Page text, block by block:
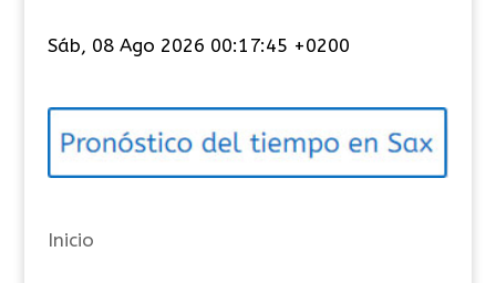
e
o
í
s
Sáb, 08 Ago 2026 00:17:45 +0200
Inicio